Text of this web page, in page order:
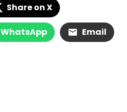
Share on X
WhatsApp Email